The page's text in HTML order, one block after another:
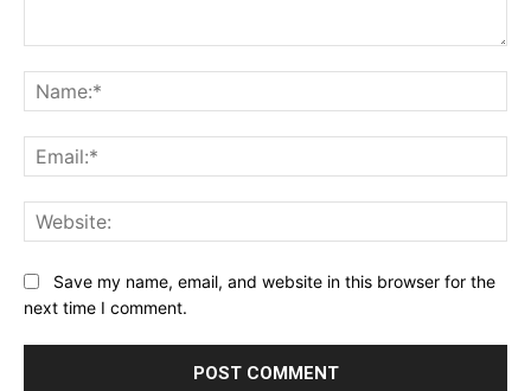
Save my name, email, and website in this browser for the
next time I comment.